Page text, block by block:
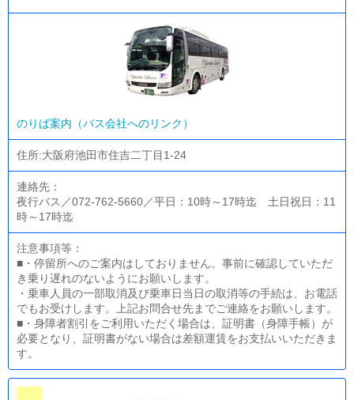
のりば案内（バス会社へのリンク）
住所:大阪府池田市住吉二丁目1-24
連絡先：
夜行バス／072-762-5660／平日：10時～17時迄 土日祝日：11
時～17時迄
注意事項等：
■・停留所へのご案内はしておりません。事前に確認していただ
き乗り遅れのないようにお願いします。
・乗車人員の一部取消及び乗車日当日の取消等の手続は、お電話
でもお受けします。上記お問合せ先までご連絡をお願いします。
■・身障者割引をご利用いただく場合は、証明書（身障手帳）が
必要となり、証明書がない場合は差額運賃をお支払いいただきま
す。